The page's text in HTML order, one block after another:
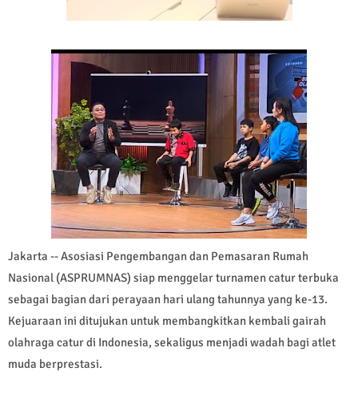
Jakarta -- Asosiasi Pengembangan dan Pemasaran Rumah
Nasional (ASPRUMNAS) siap menggelar turnamen catur terbuka
sebagai bagian dari perayaan hari ulang tahunnya yang ke-13.
Kejuaraan ini ditujukan untuk membangkitkan kembali gairah
olahraga catur di Indonesia, sekaligus menjadi wadah bagi atlet
muda berprestasi.